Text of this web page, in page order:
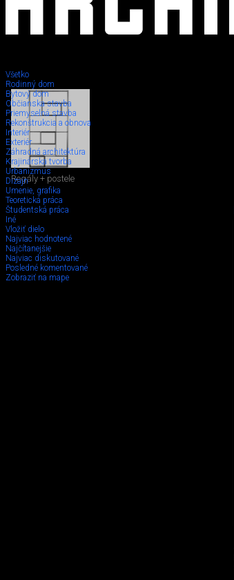
Všetko
Rodinný dom
Bytový dom
Občianska stavba
Priemyselná stavba
Rekonštrukcia a obnova
Interiér
Exteriér
Záhradná architektúra
Krajinárska tvorba
Urbanizmus
Dizajn
Umenie, grafika
Teoretická práca
Študentská práca
Iné
Vložiť dielo
Najviac hodnotené
Najčítanejšie
Najviac diskutované
Posledné komentované
Zobraziť na mape
Regály + postele